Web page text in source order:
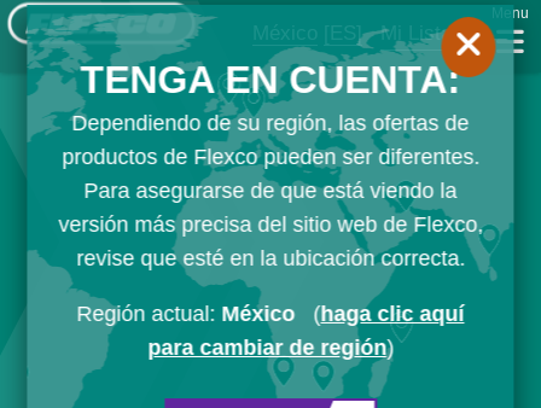
México [ES] Mi Lista
Menu
TENGA EN CUENTA:
Dependiendo de su región, las ofertas de
productos de Flexco pueden ser diferentes.
Para asegurarse de que está viendo la
versión más precisa del sitio web de Flexco,
revise que esté en la ubicación correcta.
Región actual: México (haga clic aquí
para cambiar de región)